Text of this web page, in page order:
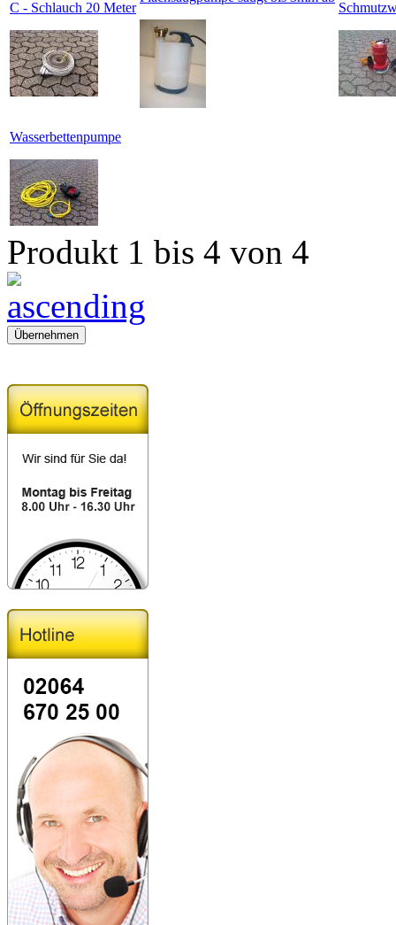
C - Schlauch 20 Meter
Wasserbettenpumpe
Produkt 1 bis 4 von 4